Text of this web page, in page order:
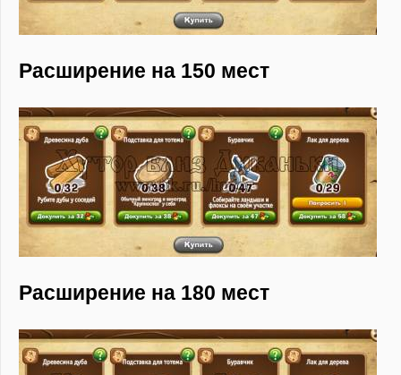
Расширение на 150 мест
Расширение на 180 мест